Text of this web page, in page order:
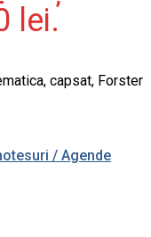
lei.
capsat, Forster
/ Agende